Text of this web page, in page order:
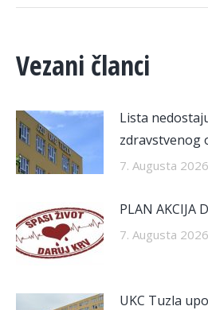
Vezani članci
Lista
zdravstvenog
7. Augusta
PLAN AKCIJA
7. Augusta
UKC Tuzla